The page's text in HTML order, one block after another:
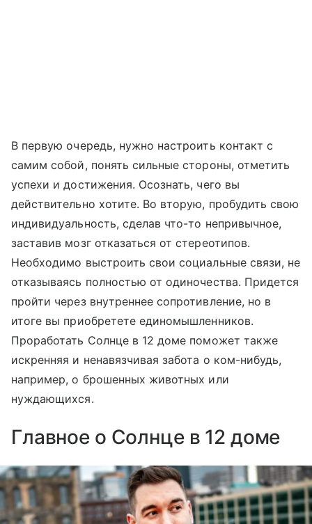
В первую очередь, нужно настроить контакт с
самим собой, понять сильные стороны, отметить
успехи и достижения. Осознать, чего вы
действительно хотите. Во вторую, пробудить свою
индивидуальность, сделав что-то непривычное,
заставив мозг отказаться от стереотипов.
Необходимо выстроить свои социальные связи, не
отказываясь полностью от одиночества. Придется
пройти через внутреннее сопротивление, но в
итоге вы приобретете единомышленников.
Проработать Солнце в 12 доме поможет также
искренняя и ненавязчивая забота о ком-нибудь,
например, о брошенных животных или
нуждающихся.
Главное о Солнце в 12 доме